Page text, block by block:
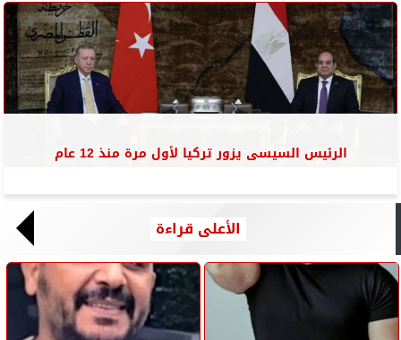
الرئيس السيسى يزور تركيا لأول مرة منذ 12 عام
الأعلى قراءة